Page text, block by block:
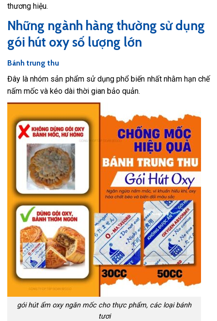
thương hiệu.
Những ngành hàng thường sử dụng
gói hút oxy số lượng lớn
Bánh trung thu
Đây là nhóm sản phẩm sử dụng phổ biến nhất nhằm hạn chế
nấm mốc và kéo dài thời gian bảo quản.
gói hút ẩm oxy ngăn mốc cho thực phẩm, các loại bánh
tươi